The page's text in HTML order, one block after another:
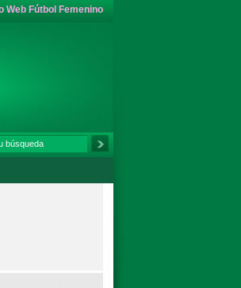
Web Fútbol Femenino